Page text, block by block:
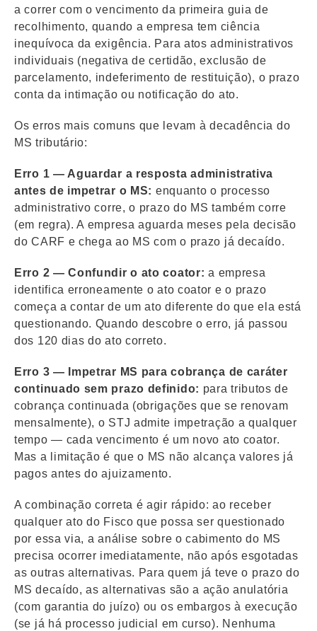
a correr com o vencimento da primeira guia de
recolhimento, quando a empresa tem ciência
inequívoca da exigência. Para atos administrativos
individuais (negativa de certidão, exclusão de
parcelamento, indeferimento de restituição), o prazo
conta da intimação ou notificação do ato.
Os erros mais comuns que levam à decadência do
MS tributário:
Erro 1 — Aguardar a resposta administrativa
antes de impetrar o MS: enquanto o processo
administrativo corre, o prazo do MS também corre
(em regra). A empresa aguarda meses pela decisão
do CARF e chega ao MS com o prazo já decaído.
Erro 2 — Confundir o ato coator: a empresa
identifica erroneamente o ato coator e o prazo
começa a contar de um ato diferente do que ela está
questionando. Quando descobre o erro, já passou
dos 120 dias do ato correto.
Erro 3 — Impetrar MS para cobrança de caráter
continuado sem prazo definido: para tributos de
cobrança continuada (obrigações que se renovam
mensalmente), o STJ admite impetração a qualquer
tempo — cada vencimento é um novo ato coator.
Mas a limitação é que o MS não alcança valores já
pagos antes do ajuizamento.
A combinação correta é agir rápido: ao receber
qualquer ato do Fisco que possa ser questionado
por essa via, a análise sobre o cabimento do MS
precisa ocorrer imediatamente, não após esgotadas
as outras alternativas. Para quem já teve o prazo do
MS decaído, as alternativas são a ação anulatória
(com garantia do juízo) ou os embargos à execução
(se já há processo judicial em curso). Nenhuma